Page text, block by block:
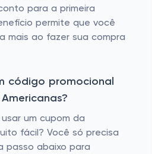
para a primeira
permite que você
mais ao fazer sua compra
código promocional
um cupom da
fácil? Você só precisa
passo abaixo para